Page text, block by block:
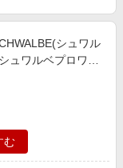
シュワル
ュワルベプロワン
７００ｘ４０Ｃ ブ
Ｏ：４０-６２
む